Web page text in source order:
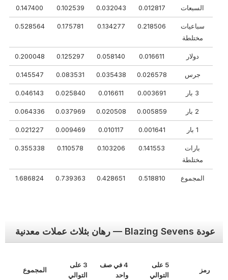
السبعات 0.012817
0.032043
0.102539
0.147400
سباعيات
مختلطة
0.218506
0.134277
0.175781
0.528564
دولار 0.016611
0.058140
0.125297
0.200048
جرس 0.026578
0.035438
0.083531
0.145547
0.003691
0.016611
0.025840
0.046143
0.005859
0.020508
0.037969
0.064336
0.001641
0.010117
0.009469
0.021227
بارات
مختلطة
0.141553
0.103206
0.110578
0.355338
المجموع 0.518810
0.428651
0.739363
1.686824
عودة Blazing Sevens — رهان بثلاث عملات معدنية
رمز
5 على
التوالي
4 في صف
واحد
3 على
التوالي
المجموع